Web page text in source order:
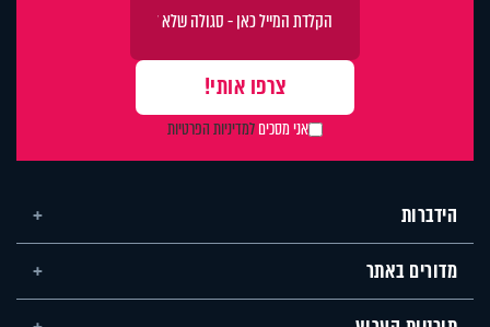
אני מסכיםלמדיניות הפרטיות
הידברות
מדורים באתר